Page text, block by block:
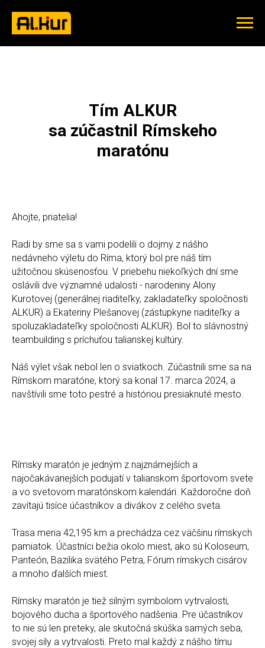
Tím ALKUR
sa zúčastnil Rímskeho
maratónu
Ahojte, priatelia!
Radi by sme sa s vami podelili o dojmy z nášho
nedávneho výletu do Ríma, ktorý bol pre náš tím
užitočnou skúsenosťou. V priebehu niekoľkých dní sme
oslávili dve významné udalosti - narodeniny Alony
Kurotovej (generálnej riaditeľky, zakladateľky spoločnosti
ALKUR) a Ekateriny Plešanovej (zástupkyne riaditeľky a
spoluzakladateľky spoločnosti ALKUR). Bol to slávnostný
teambuilding s príchuťou talianskej kultúry.
Náš výlet však nebol len o sviatkoch. Zúčastnili sme sa na
Rímskom maratóne, ktorý sa konal 17. marca 2024, a
navštívili sme toto pestré a históriou presiaknuté mesto.
Rímsky maratón je jedným z najznámejších a
najočakávanejších podujatí v talianskom športovom svete
a vo svetovom maratónskom kalendári. Každoročne doň
zavítajú tisíce účastníkov a divákov z celého sveta.
Trasa meria 42,195 km a prechádza cez väčšinu rímskych
pamiatok. Účastníci bežia okolo miest, ako sú Koloseum,
Panteón, Bazilika svätého Petra, Fórum rímskych cisárov
a mnoho ďalších miest.
Rímsky maratón je tiež silným symbolom vytrvalosti,
bojového ducha a športového nadšenia. Pre účastníkov
to nie sú len preteky, ale skutočná skúška samých seba,
svojej sily a vytrvalosti. Preto mal každý z nášho tímu